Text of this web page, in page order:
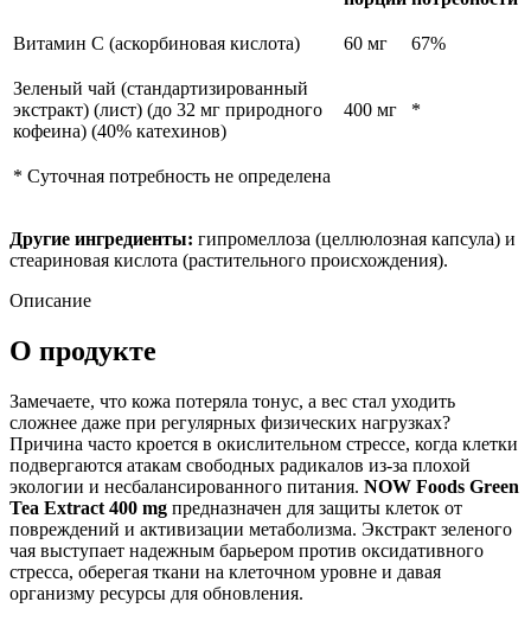
Витамин С (аскорбиновая кислота) 60 мг 67%
Зеленый чай (стандартизированный
экстракт) (лист) (до 32 мг природного
кофеина) (40% катехинов)
400 мг *
* Суточная потребность не определена
Другие ингредиенты: гипромеллоза (целлюлозная капсула) и
стеариновая кислота (растительного происхождения).
Описание
О продукте
Замечаете, что кожа потеряла тонус, а вес стал уходить
сложнее даже при регулярных физических нагрузках?
Причина часто кроется в окислительном стрессе, когда клетки
подвергаются атакам свободных радикалов из-за плохой
экологии и несбалансированного питания. NOW Foods Green
Tea Extract 400 mg предназначен для защиты клеток от
повреждений и активизации метаболизма. Экстракт зеленого
чая выступает надежным барьером против оксидативного
стресса, оберегая ткани на клеточном уровне и давая
организму ресурсы для обновления.